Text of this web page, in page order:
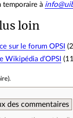
temporaire à
loin
sur le forum OPSI
Wikipédia d’OPSI
).
des commentaires